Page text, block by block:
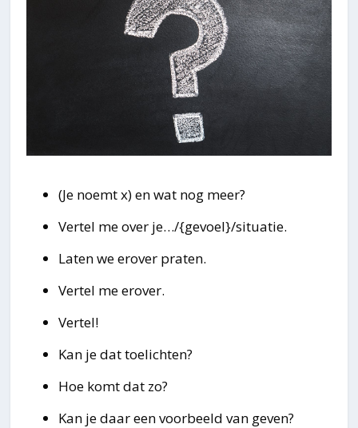
(Je noemt x) en wat nog meer?
Vertel me over je…/{gevoel}/situatie.
Laten we erover praten.
Vertel me erover.
Vertel!
Kan je dat toelichten?
Hoe komt dat zo?
Kan je daar een voorbeeld van geven?